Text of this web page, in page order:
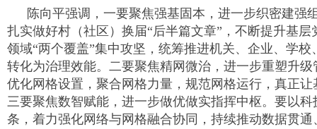
陈向平强调，一要聚焦强基固本，进一步织密建
扎实做好村（社区）换届“后半篇文章”，不断提升基
领域“两个覆盖”集中攻坚，统筹推进机关、企业、学
转化为治理效能。二要聚焦精网微治，进一步重塑升
优化网格设置，聚合网格力量，规范网格运行，真正
三要聚焦数智赋能，进一步做优做实指挥中枢。要以
条，着力强化网络与网格融合协同，持续推动数据贯